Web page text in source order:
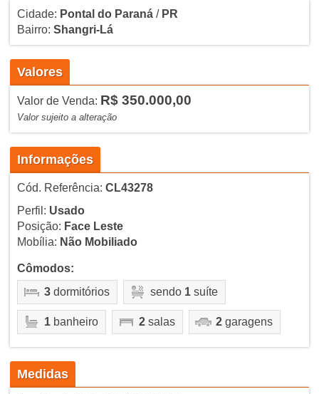
Cidade: Pontal do Paraná/ PR
Bairro: Shangri-Lá
Valores
Valor de Venda: R$ 350.000,00
Valor sujeito a alteração
Informações
Cód. Referência: CL43278
Perfil: Usado
Posição: Face Leste
Mobília: Não Mobiliado
Cômodos:
3dormitórios sendo 1suíte
1banheiro 2salas 2garagens
Medidas